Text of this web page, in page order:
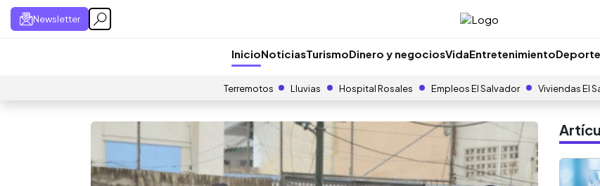
Newsletter
InicioNoticiasTurismoDinero y negociosVidaEntretenimiento
Terremotos Lluvias Hospital Rosales Empleos El Salvador Viviendas El